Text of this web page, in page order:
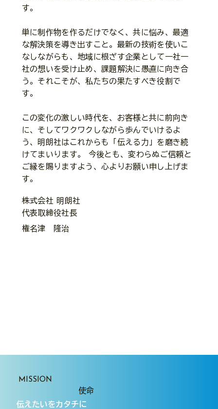
す。
単に制作物を作るだけでなく、共に悩み、最適
な解決策を導き出すこと。最新の技術を使いこ
なしながらも、地域に根ざす企業として一社一
社の想いを受け止め、課題解決に愚直に向き合
う。それこそが、私たちの果たすべき役割で
す。
この変化の激しい時代を、お客様と共に前向き
に、そしてワクワクしながら歩んでいけるよ
う、明朗社はこれからも「伝える力」を磨き続
けてまいります。 今後とも、変わらぬご信頼と
ご縁を賜りますよう、心よりお願い申し上げま
す。
株式会社 明朗社
代表取締役社長
権名津 隆治
MISSION
使命
伝えたいをカタチに